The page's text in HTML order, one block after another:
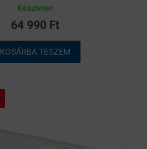
0
a
5
b
ő
l
Készleten
64 990 Ft
KOSÁRBA TESZEM